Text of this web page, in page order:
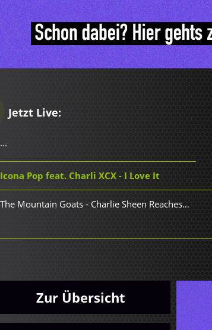
Jetzt Live:
...
Icona Pop feat. Charli XCX - I Love It
The Mountain Goats - Charlie Sheen Reaches Out to the Feds
Zur Übersicht